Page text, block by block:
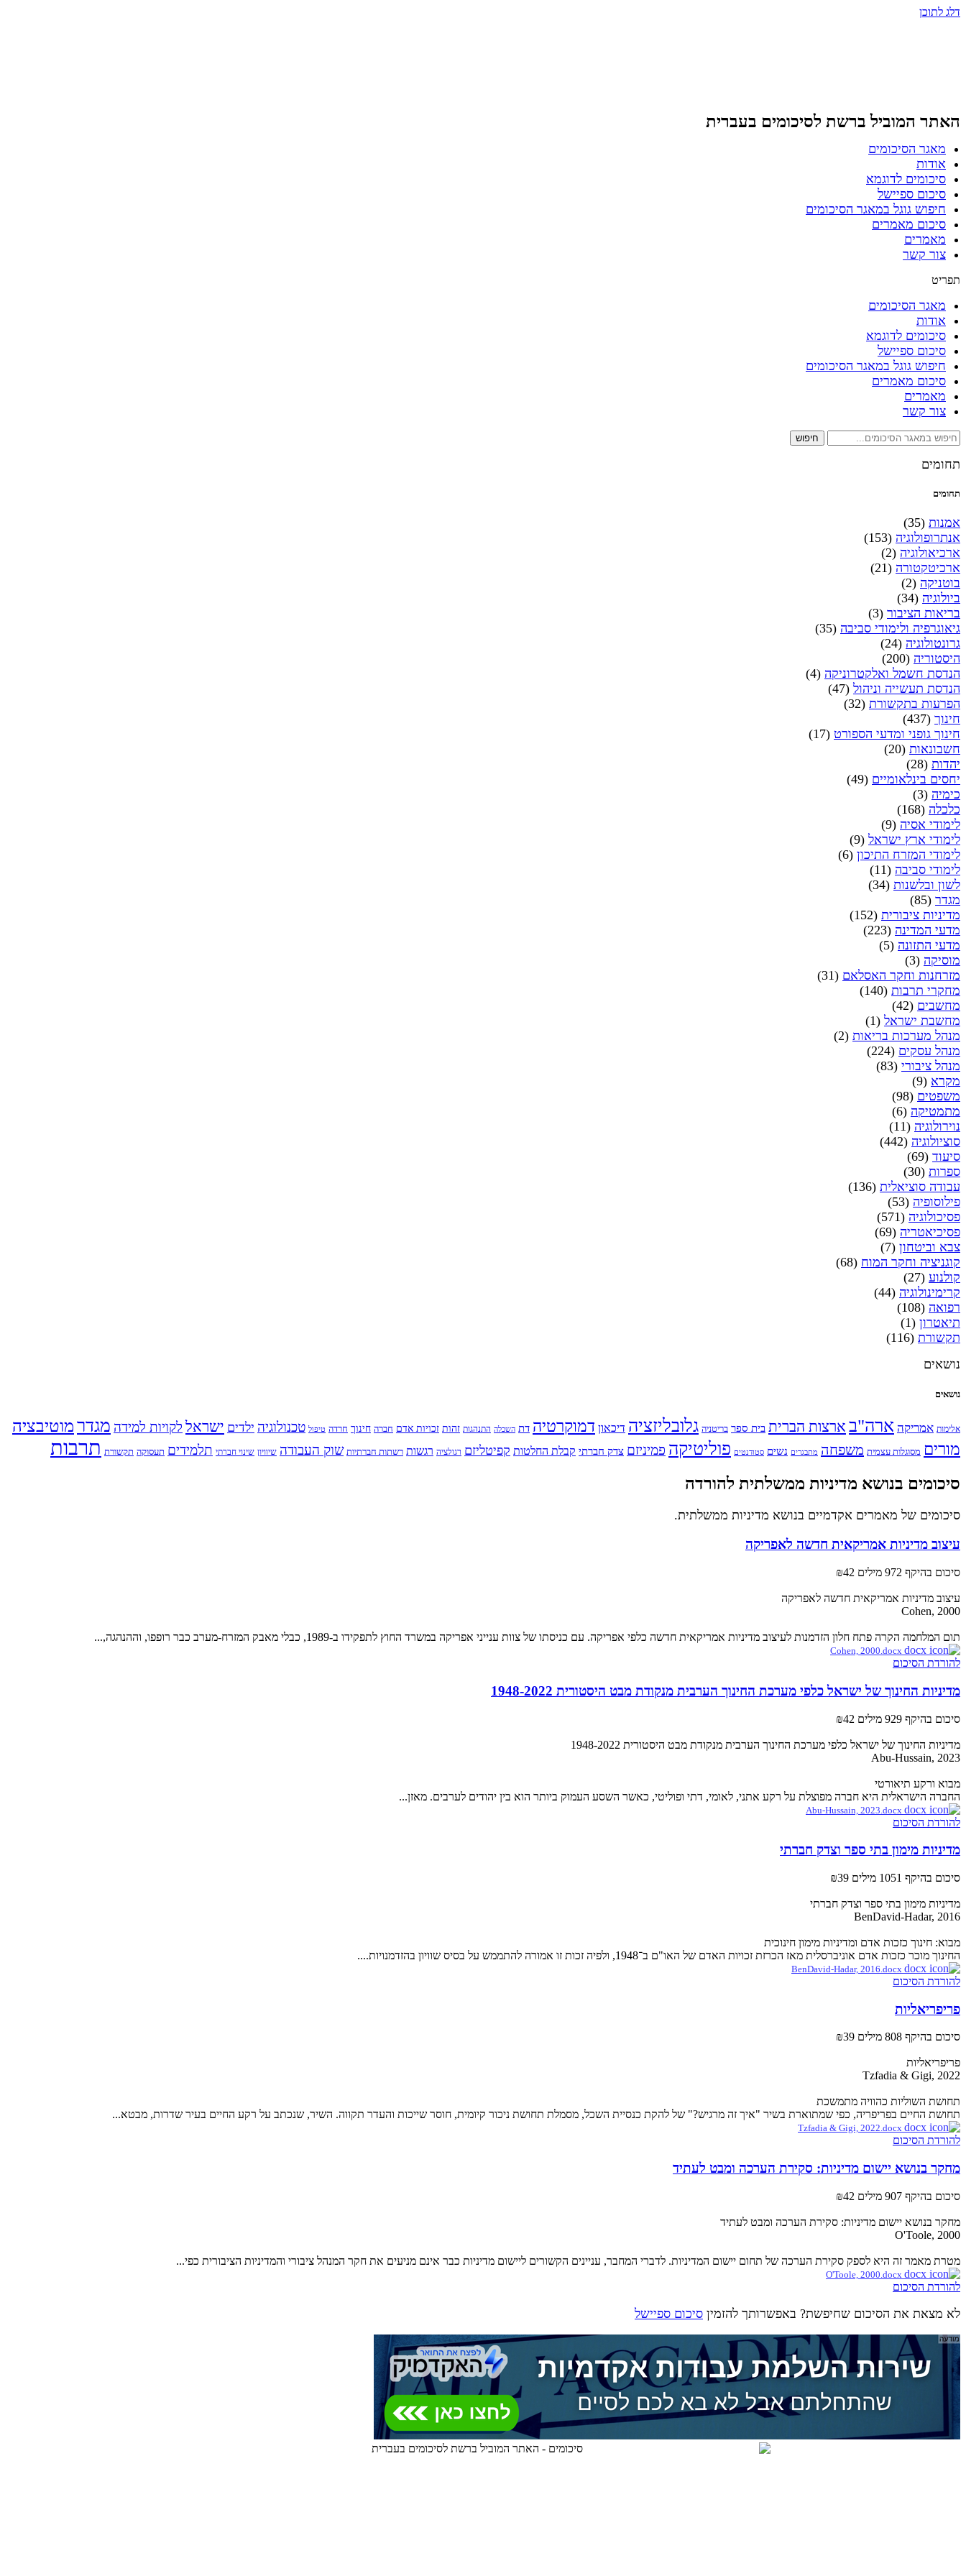
דלג לתוכן
האתר המוביל ברשת לסיכומים בעברית
מאגר הסיכומים
אודות
סיכומים לדוגמא
סיכום ספיישל
חיפוש גוגל במאגר הסיכומים
סיכום מאמרים
מאמרים
צור קשר
תפריט
מאגר הסיכומים
אודות
סיכומים לדוגמא
סיכום ספיישל
חיפוש גוגל במאגר הסיכומים
סיכום מאמרים
מאמרים
צור קשר
חיפוש
תחומים
תחומים
אמנות (35)
אנתרופולוגיה (153)
ארכיאולוגיה (2)
ארכיטקטורה (21)
בוטניקה (2)
ביולוגיה (34)
בריאות הציבור (3)
גיאוגרפיה ולימודי סביבה (35)
גרונטולוגיה (24)
היסטוריה (200)
הנדסת חשמל ואלקטרוניקה (4)
הנדסת תעשייה וניהול (47)
הפרעות בתקשורת (32)
חינוך (437)
חינוך גופני ומדעי הספורט (17)
חשבונאות (20)
יהדות (28)
יחסים בינלאומיים (49)
כימיה (3)
כלכלה (168)
לימודי אסיה (9)
לימודי ארץ ישראל (9)
לימודי המזרח התיכון (6)
לימודי סביבה (11)
לשון ובלשנות (34)
מגדר (85)
מדיניות ציבורית (152)
מדעי המדינה (223)
מדעי התזונה (5)
מוסיקה (3)
מזרחנות וחקר האסלאם (31)
מחקרי תרבות (140)
מחשבים (42)
מחשבת ישראל (1)
מנהל מערכות בריאות (2)
מנהל עסקים (224)
מנהל ציבורי (83)
מקרא (9)
משפטים (98)
מתמטיקה (6)
נוירולוגיה (11)
סוציולוגיה (442)
סיעוד (69)
ספרות (30)
עבודה סוציאלית (136)
פילוסופיה (53)
פסיכולוגיה (571)
פסיכיאטריה (69)
צבא וביטחון (7)
קוגניציה וחקר המוח (68)
קולנוע (27)
קרימינולוגיה (44)
רפואה (108)
תיאטרון (1)
תקשורת (116)
נושאים
נושאים
אלימות אמריקה ארה"ב ארצות הברית בית ספר בריטניה גלובליזציה דיכאון דמוקרטיה דת השכלה התנהגות זהות זכויות אדם חברה חינוך חרדה טיפול טכנולוגיה ילדים ישראל לקויות למידה מגדרמוטיבציה
מורים מסוגלות עצמית משפחה מתבגרים נשים סטודנטים פוליטיקה פמיניזם צדק חברתי קבלת החלטות קפיטליזם רגולציה רגשות רשתות חברתיות שוק העבודה שיוויון שינוי חברתי תלמידים תעסוקה תקשורת תרבות
סיכומים בנושא מדיניות ממשלתית להורדה
סיכומים של מאמרים אקדמיים בנושא מדיניות ממשלתית.
עיצוב מדיניות אמריקאית חדשה לאפריקה
סיכום בהיקף 972 מילים ₪42
עיצוב מדיניות אמריקאית חדשה לאפריקה
Cohen, 2000
תום המלחמה הקרה פתח חלון הזדמנות לעיצוב מדיניות אמריקאית חדשה כלפי אפריקה. עם כניסתו של צוות ענייני אפריקה במשרד החוץ לתפקידו ב-1989, כבלי מאבק המזרח-מערב כבר רופפו, וההנהגה,...
להורדת הסיכום
מדיניות החינוך של ישראל כלפי מערכת החינוך הערבית מנקודת מבט היסטורית 1948-2022
סיכום בהיקף 929 מילים ₪42
מדיניות החינוך של ישראל כלפי מערכת החינוך הערבית מנקודת מבט היסטורית 1948-2022
Abu-Hussain, 2023
מבוא ורקע תיאורטי
החברה הישראלית היא חברה מפוצלת על רקע אתני, לאומי, דתי ופוליטי, כאשר השסע העמוק ביותר הוא בין יהודים לערבים. מאזן...
להורדת הסיכום
מדיניות מימון בתי ספר וצדק חברתי
סיכום בהיקף 1051 מילים ₪39
מדיניות מימון בתי ספר וצדק חברתי
BenDavid-Hadar, 2016
מבוא: חינוך כזכות אדם ומדיניות מימון חינוכית
החינוך מוכר כזכות אדם אוניברסלית מאז הכרזת זכויות האדם של האו"ם ב־1948, ולפיה זכות זו אמורה להתממש על בסיס שוויון בהזדמנויות....
להורדת הסיכום
פריפריאליות
סיכום בהיקף 808 מילים ₪39
פריפריאליות
Tzfadia & Gigi, 2022
תחושת השוליות כהוויה מתמשכת
תחושת החיים בפריפריה, כפי שמתוארת בשיר "איך זה מרגיש?" של להקת כנסיית השכל, מסמלת תחושת ניכור קיומית, חוסר שייכות והעדר תקווה. השיר, שנכתב על רקע החיים בעיר שדרות, מבטא...
להורדת הסיכום
מחקר בנושא יישום מדיניות: סקירת הערכה ומבט לעתיד
סיכום בהיקף 907 מילים ₪42
מחקר בנושא יישום מדיניות: סקירת הערכה ומבט לעתיד
O'Toole, 2000
מטרת מאמר זה היא לספק סקירת הערכה של תחום יישום המדיניות. לדברי המחבר, עניינים הקשורים ליישום מדיניות כבר אינם מניעים את חקר המנהל ציבורי והמדיניות הציבורית כפי...
להורדת הסיכום
לא מצאת את הסיכום שחיפשת? באפשרותך להזמין סיכום ספיישל